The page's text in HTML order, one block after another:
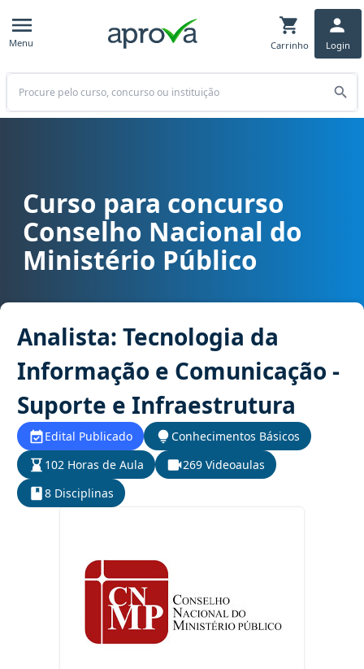
Menu Carrinho Login
Buscar
Curso para concurso CNMP - Conselho Nacional do Ministério
Curso para concurso
Conselho Nacional do
Ministério Público
Analista: Tecnologia da
Informação e Comunicação -
Suporte e Infraestrutura
Edital Publicado
Conhecimentos Básicos
102 Horas de Aula
269 Videoaulas
8 Disciplinas